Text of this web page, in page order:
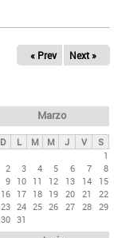
« Prev Next »
Marzo
D L M M J V
S
1
2
3 4 5 6 7
8
9 10 11 12 13 14
15
16 17 18 19 20 21
22
23 24 25 26 27 28 29
30 31